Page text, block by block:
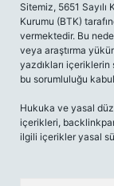
Sitemiz, 5651
Kurumu (BTK)
vermektedir. Bu
veya araştırma
yazdıkları
bu sorumluluğu
Hukuka ve yasal
içerikleri,
ilgili içerikler yasal